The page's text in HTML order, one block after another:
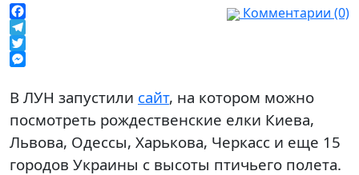
Facebook
Telegram
Twitter
Комментарии (0)
В ЛУН запустили сайт, на котором можно
посмотреть рождественские елки Киева,
Львова, Одессы, Харькова, Черкасс и еще 15
городов Украины с высоты птичьего полета.